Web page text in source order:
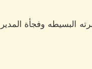
البسيطه وفجأة